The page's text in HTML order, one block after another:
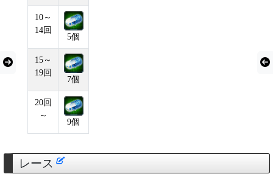
10～
14回
5個
15～
19回
7個
20回
～
9個
レース